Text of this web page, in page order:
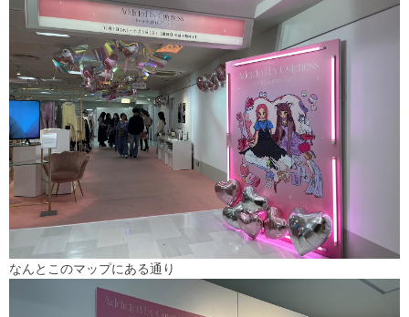
なんとこのマップにある通り